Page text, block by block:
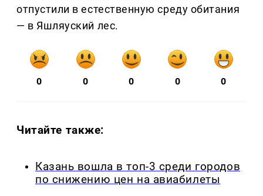
отпустили в естественную среду обитания
— в Яшляуский лес.
0 0 0 0 0
Читайте также:
Казань вошла в топ-3 среди городов
по снижению цен на авиабилеты